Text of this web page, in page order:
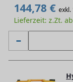
144,78 € exkl.
Lieferzeit: z.Zt.